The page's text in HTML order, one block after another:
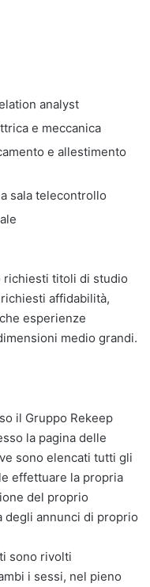
analyst
e meccanica
e allestimento
sala telecontrollo
richiesti titoli di studio
affidabilità,
esperienze
medio grandi.
il Gruppo Rekeep
la pagina delle
sono elencati tutti gli
effettuare la propria
del proprio
annunci di proprio
sono rivolti
i sessi, nel pieno